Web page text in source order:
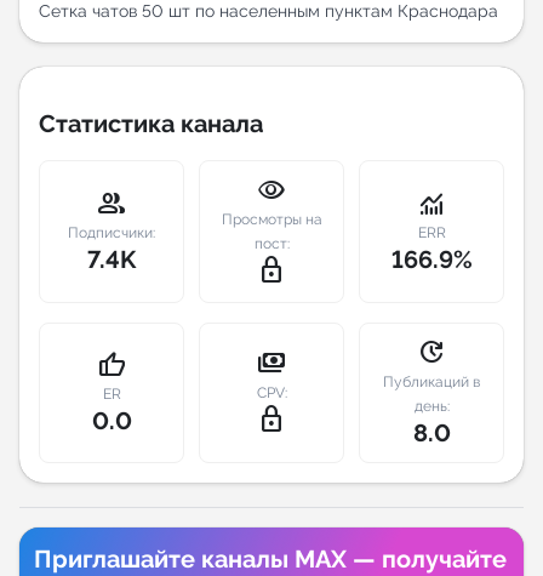
New
Аналитика MAX каналов
Аналитика Telegram
Сетка чатов 50 шт по населенным пунктам Краснодара
Статистика канала
group
Подписчики:
7.4K
visibility
Просмотры на
пост:
lock_outline
monitoring
ERR
166.9%
thumb_up
ER
0.0
payments
CPV:
lock_outline
update
Публикаций в
день:
8.0
Приглашайте каналы MAX — получайте